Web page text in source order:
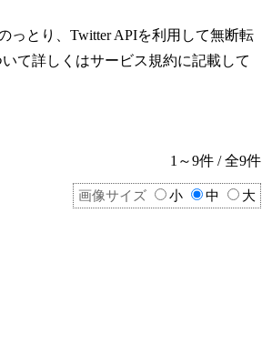
っとり、Twitter APIを利用して無断転
て詳しくはサービス規約に記載して
1～9件 / 全9件
画像サイズ 小 中 大